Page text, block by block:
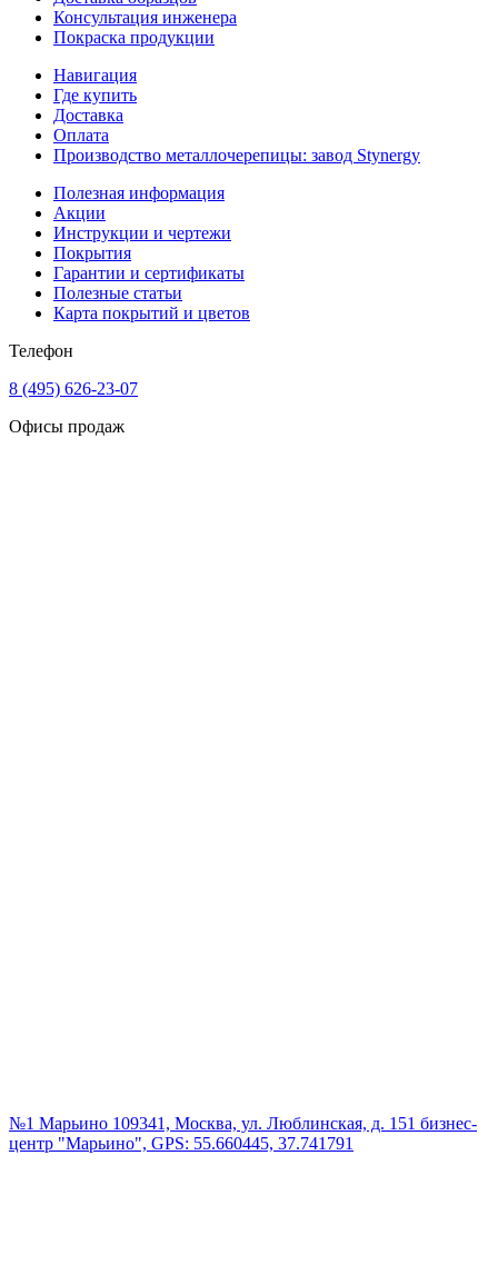
Консультация инженера
Покраска продукции
Навигация
Где купить
Доставка
Оплата
Производство металлочерепицы: завод Stynergy
Полезная информация
Акции
Инструкции и чертежи
Покрытия
Гарантии и сертификаты
Полезные статьи
Карта покрытий и цветов
Телефон
8 (495) 626-23-07
Офисы продаж
№1 Марьино 109341, Москва, ул. Люблинская, д. 151 бизнес-
центр "Марьино", GPS: 55.660445, 37.741791